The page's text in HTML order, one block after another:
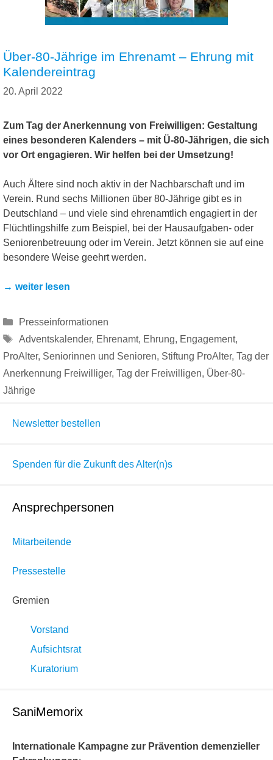
Über-80-Jährige im Ehrenamt – Ehrung mit
Kalendereintrag
20. April 2022
Zum Tag der Anerkennung von Freiwilligen: Gestaltung
eines besonderen Kalenders – mit Ü-80-Jährigen, die sich
vor Ort engagieren. Wir helfen bei der Umsetzung!
Auch Ältere sind noch aktiv in der Nachbarschaft und im
Verein. Rund sechs Millionen über 80-Jährige gibt es in
Deutschland – und viele sind ehrenamtlich engagiert in der
Flüchtlingshilfe zum Beispiel, bei der Hausaufgaben- oder
Seniorenbetreuung oder im Verein. Jetzt können sie auf eine
besondere Weise geehrt werden.
→ weiter lesen
Kategorien
Presseinformationen
Schlagwörter
Adventskalender, Ehrenamt, Ehrung, Engagement,
ProAlter, Seniorinnen und Senioren, Stiftung ProAlter, Tag der
Anerkennung Freiwilliger, Tag der Freiwilligen, Über-80-
Jährige
Newsletter bestellen
Spenden für die Zukunft des Alter(n)s
Ansprechpersonen
Mitarbeitende
Pressestelle
Gremien
Vorstand
Aufsichtsrat
Kuratorium
SaniMemorix
Internationale Kampagne zur Prävention demenzieller